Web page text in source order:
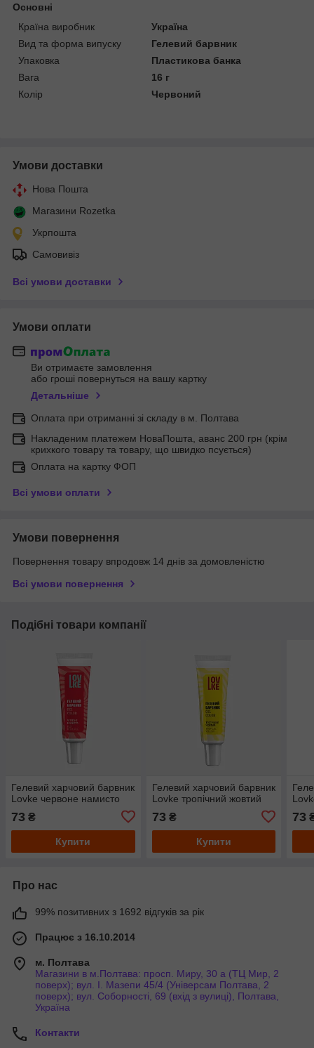
Основні
Країна виробник
Україна
Вид та форма випуску
Гелевий барвник
Упаковка
Пластикова банка
Вага
16 г
Колір
Червоний
Умови доставки
Нова Пошта
Магазини Rozetka
Укрпошта
Самовивіз
Всі умови доставки
Умови оплати
Ви отримаєте замовлення
або гроші повернуться на вашу картку
Детальніше
Оплата при отриманні зі складу в м. Полтава
Накладеним платежем НоваПошта, аванс 200 грн (крім
крихкого товару та товару, що швидко псується)
Оплата на картку ФОП
Всі умови оплати
Умови повернення
Повернення товару впродовж 14 днів за домовленістю
Всі умови повернення
Подібні товари компанії
Гелевий харчовий барвник
Lovke червоне намисто
73 ₴
Купити
Гелевий харчовий барвник
Lovke тропічний жовтий
73 ₴
Купити
73
Про нас
99% позитивних з 1692 відгуків за рік
Працює з 16.10.2014
м. Полтава
Магазини в м.Полтава: просп. Миру, 30 а (ТЦ Мир, 2
поверх); вул. І. Мазепи 45/4 (Універсам Полтава, 2
поверх); вул. Соборності, 69 (вхід з вулиці), Полтава,
Україна
Контакти